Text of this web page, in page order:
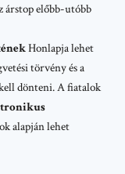
árstop előbb-utóbb
Honlapja lehet
törvény és a
dönteni. A fiatalok
alapján lehet